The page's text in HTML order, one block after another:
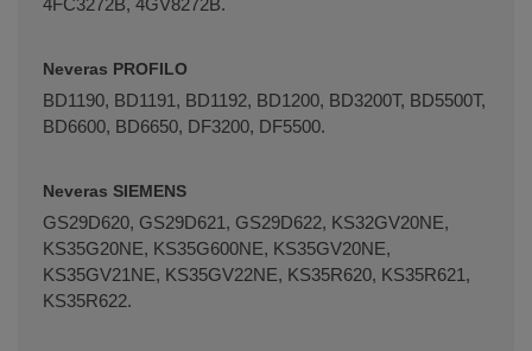
Neveras PROFILO
BD1190, BD1191, BD1192, BD1200, BD3200T, BD5500T,
BD6600, BD6650, DF3200, DF5500.
Neveras SIEMENS
GS29D620, GS29D621, GS29D622, KS32GV20NE,
KS35G20NE, KS35G600NE, KS35GV20NE,
KS35GV21NE, KS35GV22NE, KS35R620, KS35R621,
KS35R622.